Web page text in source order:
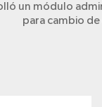
un módulo
para cambio de